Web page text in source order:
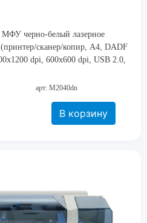
черно-белый лазерное
сканер/копир, A4, DADF
dpi, 600x600 dpi, USB 2.0,
арт: M2040dn
В корзину